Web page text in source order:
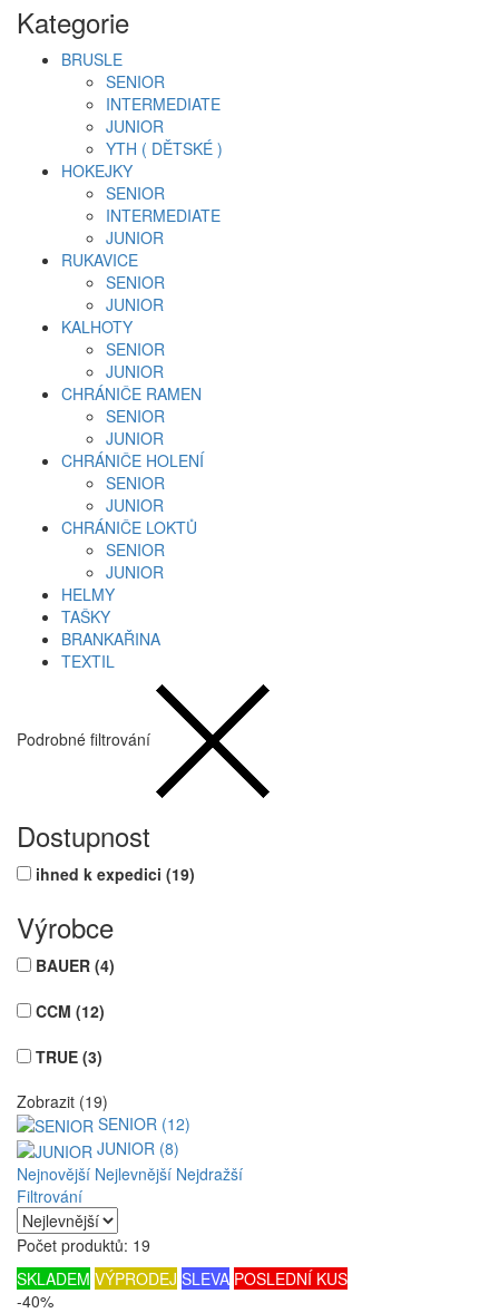
Kategorie
BRUSLE
SENIOR
INTERMEDIATE
JUNIOR
YTH ( DĚTSKÉ )
HOKEJKY
SENIOR
INTERMEDIATE
JUNIOR
RUKAVICE
SENIOR
JUNIOR
KALHOTY
SENIOR
JUNIOR
CHRÁNIČE RAMEN
SENIOR
JUNIOR
CHRÁNIČE HOLENÍ
SENIOR
JUNIOR
CHRÁNIČE LOKTŮ
SENIOR
JUNIOR
HELMY
TAŠKY
BRANKAŘINA
TEXTIL
Podrobné filtrování
Dostupnost
ihned k expedici (19)
Výrobce
BAUER (4)
CCM (12)
TRUE (3)
Zobrazit (19)
SENIOR (12)
JUNIOR (8)
Nejnovější Nejlevnější Nejdražší
Filtrování
Počet produktů: 19
SKLADEM VÝPRODEJ SLEVA POSLEDNÍ KUS
-40%